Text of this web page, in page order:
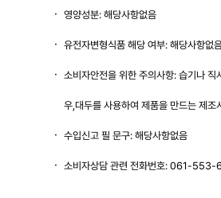
영양성분: 해당사항없음
유전자변형식품 해당 여부: 해당사항없
소비자안전을 위한 주의사항: 습기나
우,대두를 사용하여 제품을 만드는 제
수입신고 필 문구: 해당사항없음
소비자상담 관련 전화번호: 061-